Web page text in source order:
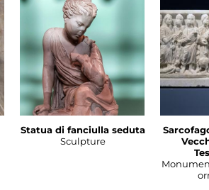
Statua di fanciulla seduta
Sculpture